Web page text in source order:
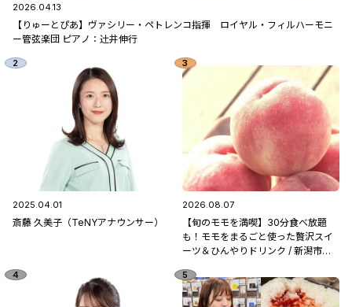
2026.04.13
【りゅーとぴあ】ヴァシリー・ペトレンコ指揮 ロイヤル・フィルハーモニ
ー管弦楽団 ピアノ：辻󠄀井伸行
2025.04.01
斎藤 久美子（TeNYアナウンサー）
2026.08.07
【旬のモモを満喫】30分食べ放題
も！モモをまるごと使った贅沢スイ
ーツ＆ひんやりドリンク / 新潟市南